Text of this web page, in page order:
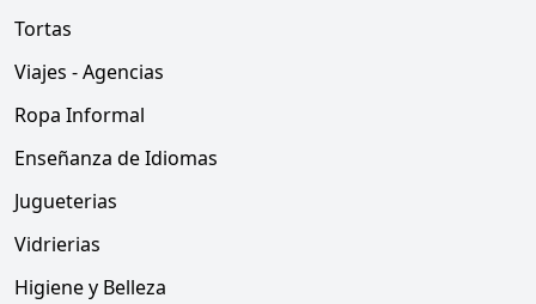
Tortas
Viajes - Agencias
Ropa Informal
Enseñanza de Idiomas
Jugueterias
Vidrierias
Higiene y Belleza